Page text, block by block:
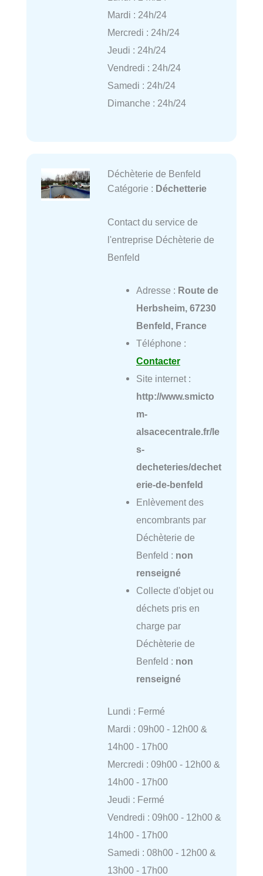
Mardi : 24h/24
Mercredi : 24h/24
Jeudi : 24h/24
Vendredi : 24h/24
Samedi : 24h/24
Dimanche : 24h/24
Déchèterie de Benfeld
Catégorie : Déchetterie
Contact du service de
l'entreprise Déchèterie de
Benfeld
Adresse : Route de
Herbsheim, 67230
Benfeld, France
Téléphone :
Contacter
Site internet :
http://www.smicto
m-
alsacecentrale.fr/le
s-
decheteries/dechet
erie-de-benfeld
Enlèvement des
encombrants par
Déchèterie de
Benfeld : non
renseigné
Collecte d'objet ou
déchets pris en
charge par
Déchèterie de
Benfeld : non
renseigné
Lundi : Fermé
Mardi : 09h00 - 12h00 &
14h00 - 17h00
Mercredi : 09h00 - 12h00 &
14h00 - 17h00
Jeudi : Fermé
Vendredi : 09h00 - 12h00 &
14h00 - 17h00
Samedi : 08h00 - 12h00 &
13h00 - 17h00